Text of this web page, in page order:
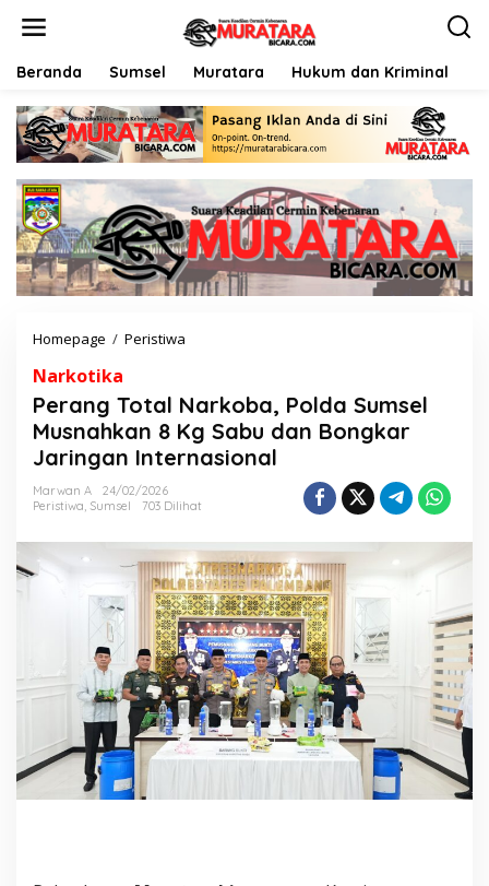
Beranda Sumsel Muratara Hukum dan Kriminal
Homepage / Peristiwa
a
n
g
T
a
N
a
r
k
o
b
a
,
P
o
l
Narkotika
Perang Total Narkoba, Polda Sumsel
Musnahkan 8 Kg Sabu dan Bongkar
Jaringan Internasional
Marwan A
24/02/2026
Peristiwa, Sumsel 703 Dilihat